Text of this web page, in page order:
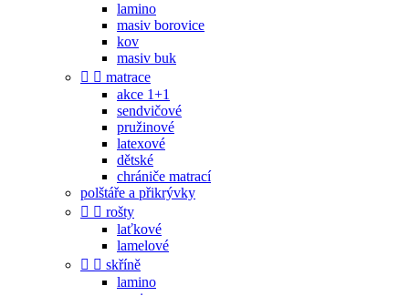
lamino
masiv borovice
kov
masiv buk
  matrace
akce 1+1
sendvičové
pružinové
latexové
dětské
chrániče matrací
polštáře a přikrývky
  rošty
laťkové
lamelové
  skříně
lamino